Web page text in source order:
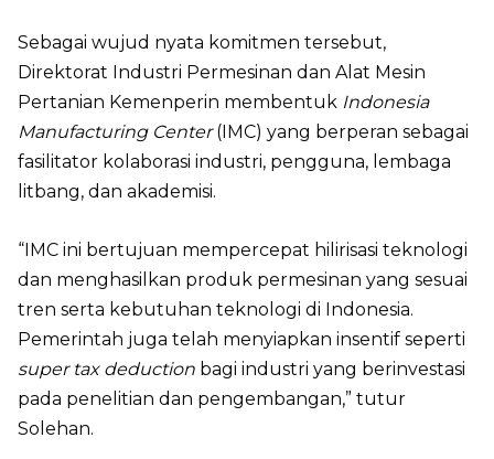
Sebagai wujud nyata komitmen tersebut,
Direktorat Industri Permesinan dan Alat Mesin
Pertanian Kemenperin membentuk Indonesia
Manufacturing Center(IMC) yang berperan sebagai
fasilitator kolaborasi industri, pengguna, lembaga
litbang, dan akademisi.
“IMC ini bertujuan mempercepat hilirisasi teknologi
dan menghasilkan produk permesinan yang sesuai
tren serta kebutuhan teknologi di Indonesia.
Pemerintah juga telah menyiapkan insentif seperti
super tax deduction bagi industri yang berinvestasi
pada penelitian dan pengembangan,” tutur
Solehan.